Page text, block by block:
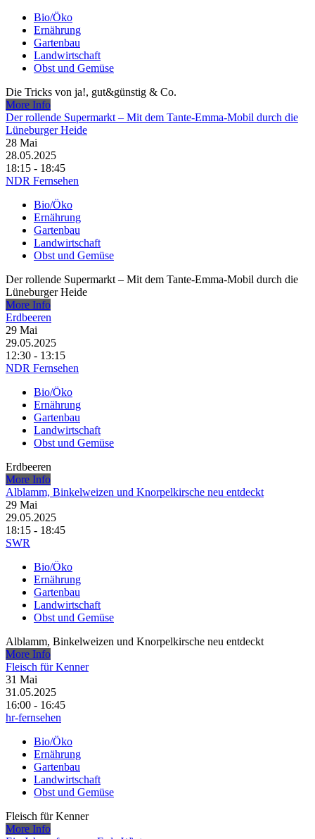
Bio/Öko
Ernährung
Gartenbau
Landwirtschaft
Obst und Gemüse
Die Tricks von ja!, gut&günstig & Co.
More Info
Der rollende Supermarkt – Mit dem Tante-Emma-Mobil durch die
Lüneburger Heide
28 Mai
28.05.2025
18:15 - 18:45
NDR Fernsehen
Bio/Öko
Ernährung
Gartenbau
Landwirtschaft
Obst und Gemüse
Der rollende Supermarkt – Mit dem Tante-Emma-Mobil durch die
Lüneburger Heide
More Info
Erdbeeren
29 Mai
29.05.2025
12:30 - 13:15
NDR Fernsehen
Bio/Öko
Ernährung
Gartenbau
Landwirtschaft
Obst und Gemüse
Erdbeeren
More Info
Alblamm, Binkelweizen und Knorpelkirsche neu entdeckt
29 Mai
29.05.2025
18:15 - 18:45
SWR
Bio/Öko
Ernährung
Gartenbau
Landwirtschaft
Obst und Gemüse
Alblamm, Binkelweizen und Knorpelkirsche neu entdeckt
More Info
Fleisch für Kenner
31 Mai
31.05.2025
16:00 - 16:45
hr-fernsehen
Bio/Öko
Ernährung
Gartenbau
Landwirtschaft
Obst und Gemüse
Fleisch für Kenner
More Info